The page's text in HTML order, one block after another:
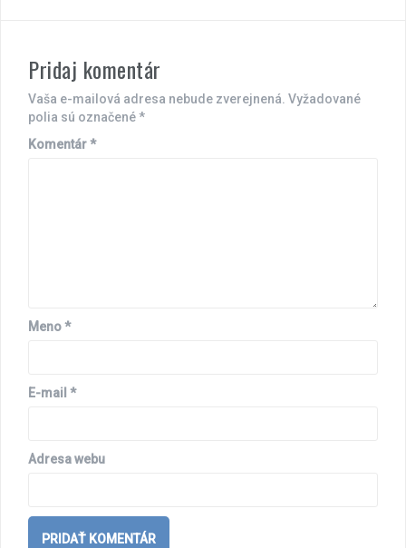
Pridaj komentár
Vaša e-mailová adresa nebude zverejnená. Vyžadované
polia sú označené*
Komentár*
Meno*
E-mail *
Adresa webu